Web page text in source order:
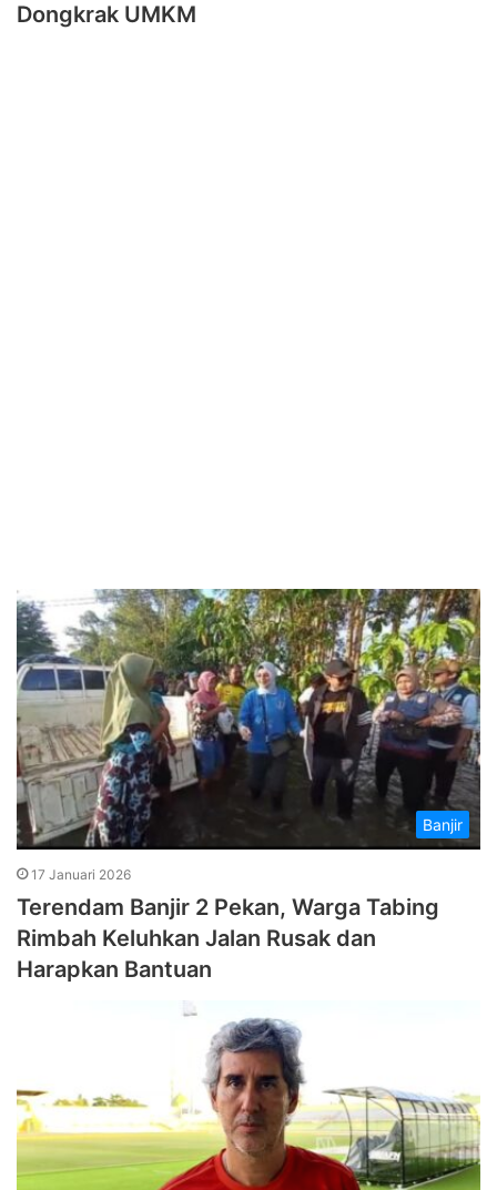
Dongkrak UMKM
Banjir
17 Januari 2026
Terendam Banjir 2 Pekan, Warga Tabing
Rimbah Keluhkan Jalan Rusak dan
Harapkan Bantuan